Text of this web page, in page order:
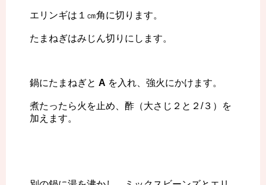
エリンギは１㎝角に切ります。
たまねぎはみじん切りにします。
鍋にたまねぎと A を入れ、強火にかけます。
煮たったら火を止め、酢（大さじ２と２/３）を
加えます。